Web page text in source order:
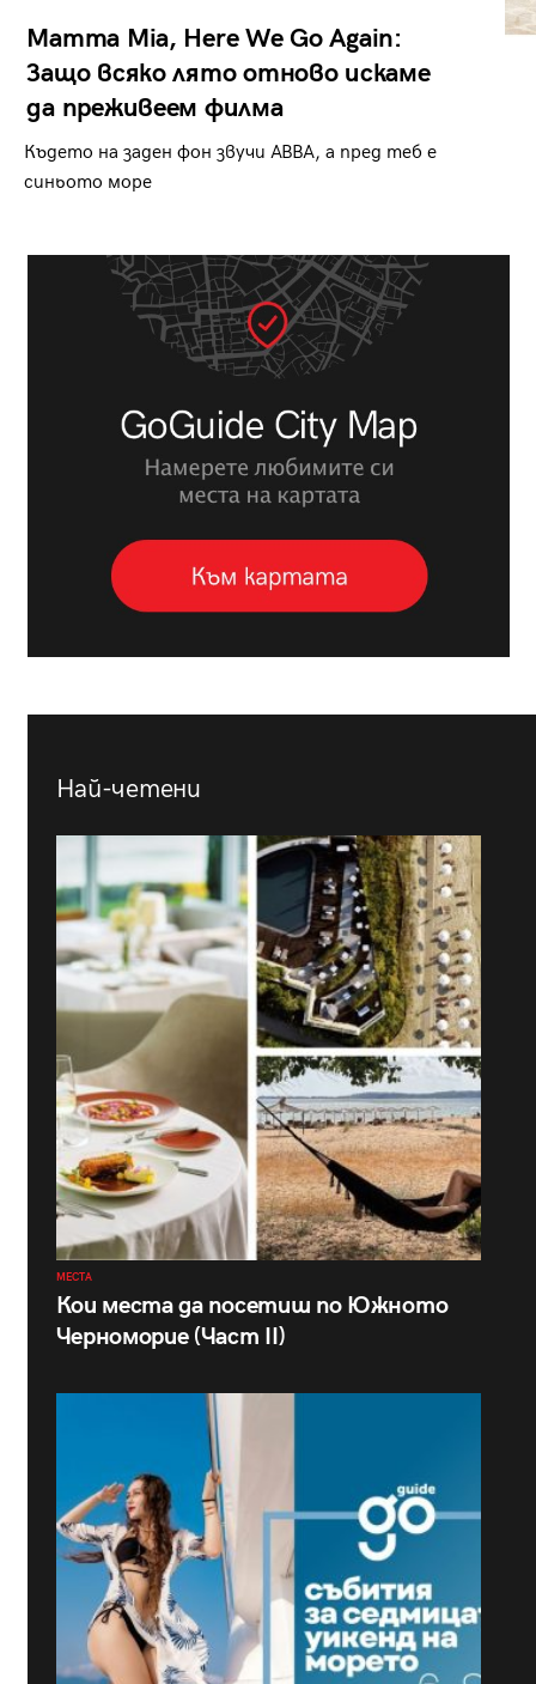
Mamma Mia, Here We Go Again:
Защо всяко лято отново искаме
да преживеем филма
Където на заден фон звучи ABBA, а пред теб е
синьото море
Най-четени
МЕСТА
Кои места да посетиш по Южното
Черноморие (Част II)